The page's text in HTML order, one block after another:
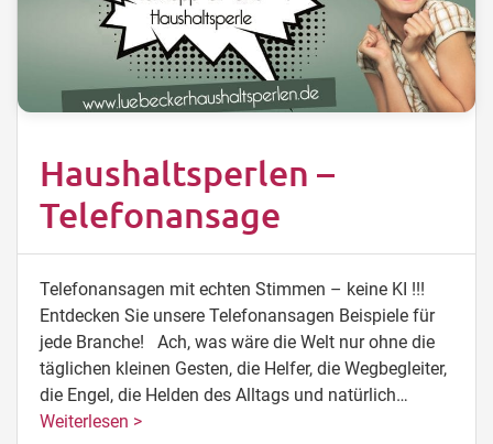
Haushaltsperlen –
Telefonansage
Telefonansagen mit echten Stimmen – keine KI !!!
Entdecken Sie unsere Telefonansagen Beispiele für
jede Branche! Ach, was wäre die Welt nur ohne die
täglichen kleinen Gesten, die Helfer, die Wegbegleiter,
die Engel, die Helden des Alltags und natürlich…
Weiterlesen >